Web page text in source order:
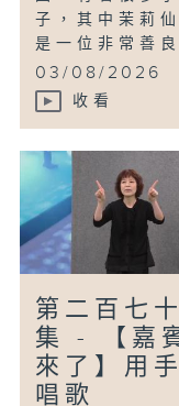
子，其中茉莉
是一位非常善
03/08/2026
收看
第二百七
集 - 【嘉
來了】用
唱歌